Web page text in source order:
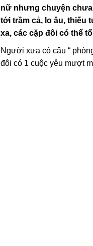
nữ nhưng chuyện chưa
tới trầm cả, lo âu, thiếu
xa, các cặp đôi có thể
Người xưa có câu “
đôi có 1 cuộc yêu mượt